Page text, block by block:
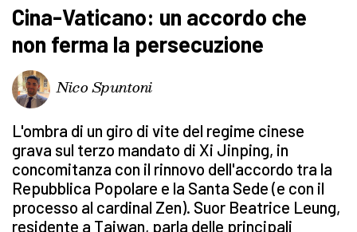
Cina-Vaticano: un accordo che
non ferma la persecuzione
Nico Spuntoni
L'ombra di un giro di vite del regime cinese
grava sul terzo mandato di Xi Jinping, in
concomitanza con il rinnovo dell'accordo tra la
Repubblica Popolare e la Santa Sede (e con il
processo al cardinal Zen). Suor Beatrice Leung,
residente a Taiwan, parla delle principali